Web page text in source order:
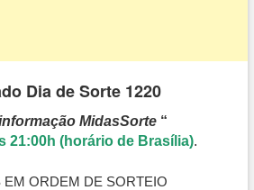
Dia de Sorte 1220
MidasSorte “
21:00h (horário de Brasília).
EM ORDEM DE SORTEIO